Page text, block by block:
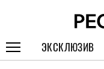
ЭКСКЛЮЗИВ